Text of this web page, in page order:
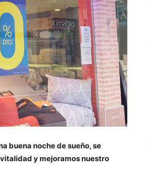
buena noche de sueño, se
y mejoramos nuestro